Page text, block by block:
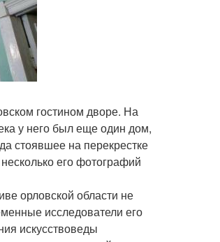
гостином дворе. На
у него был еще один дом,
стоявшее на перекрестке
его фотографий
орловской области не
исследователи его
искусствоведы